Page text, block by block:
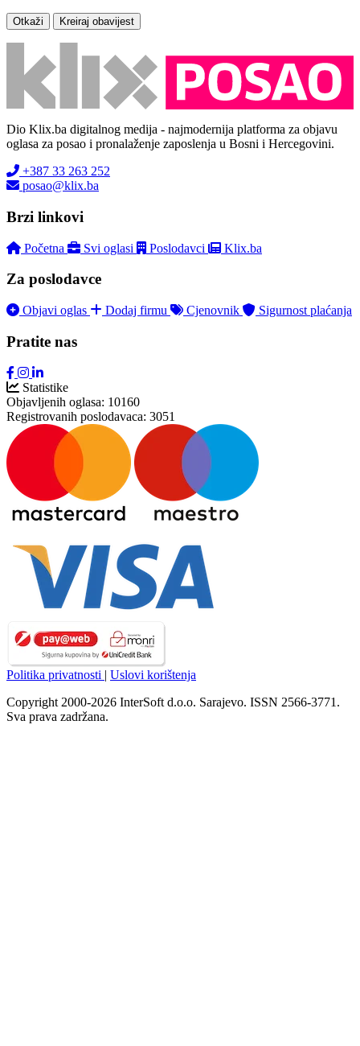
Otkaži Kreiraj obavijest
Dio Klix.ba digitalnog medija - najmodernija platforma za objavu
oglasa za posao i pronalaženje zaposlenja u Bosni i Hercegovini.
+387 33 263 252
posao@klix.ba
Brzi linkovi
Početna Svi oglasi Poslodavci Klix.ba
Za poslodavce
Objavi oglas Dodaj firmu Cjenovnik Sigurnost plaćanja
Pratite nas
Statistike
Objavljenih oglasa: 10160
Registrovanih poslodavaca: 3051
Politika privatnosti | Uslovi korištenja
Copyright 2000-2026 InterSoft d.o.o. Sarajevo. ISSN 2566-3771.
Sva prava zadržana.